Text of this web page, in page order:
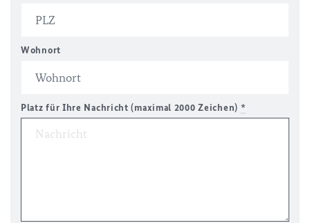
Wohnort
Platz für Ihre Nachricht (maximal 2000 Zeichen) *